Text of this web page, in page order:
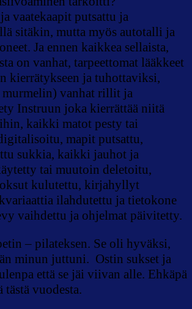
vaatekaapit putsattu ja
sitäkin, mutta myös autotalli ja
Ja ennen kaikkea sellaista,
on vanhat, tarpeettomat lääkkeet
kierrätykseen ja tuhottaviksi,
murmelin) vanhat rillit ja
Instruun joka kierrättää niitä
kaikki matot pesty tai
mapit putsattu,
sukkia, kaikki jauhot ja
tai muutoin deletoitu,
kulutettu, kirjahyllyt
ilahdutettu ja tietokone
vaihdettu ja ohjelmat päivitetty.
– pilateksen. Se oli hyväksi,
minun juttuni. Ostin sukset ja
että se jäi viivan alle. Ehkäpä
vuodesta.